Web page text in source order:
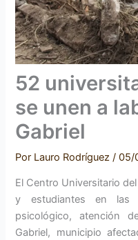
52
se unen a
Gabriel
Por Lauro Rodríguez/05/
El Centro Universitario
y estudiantes en las
psicológico, atención
Gabriel, municipio